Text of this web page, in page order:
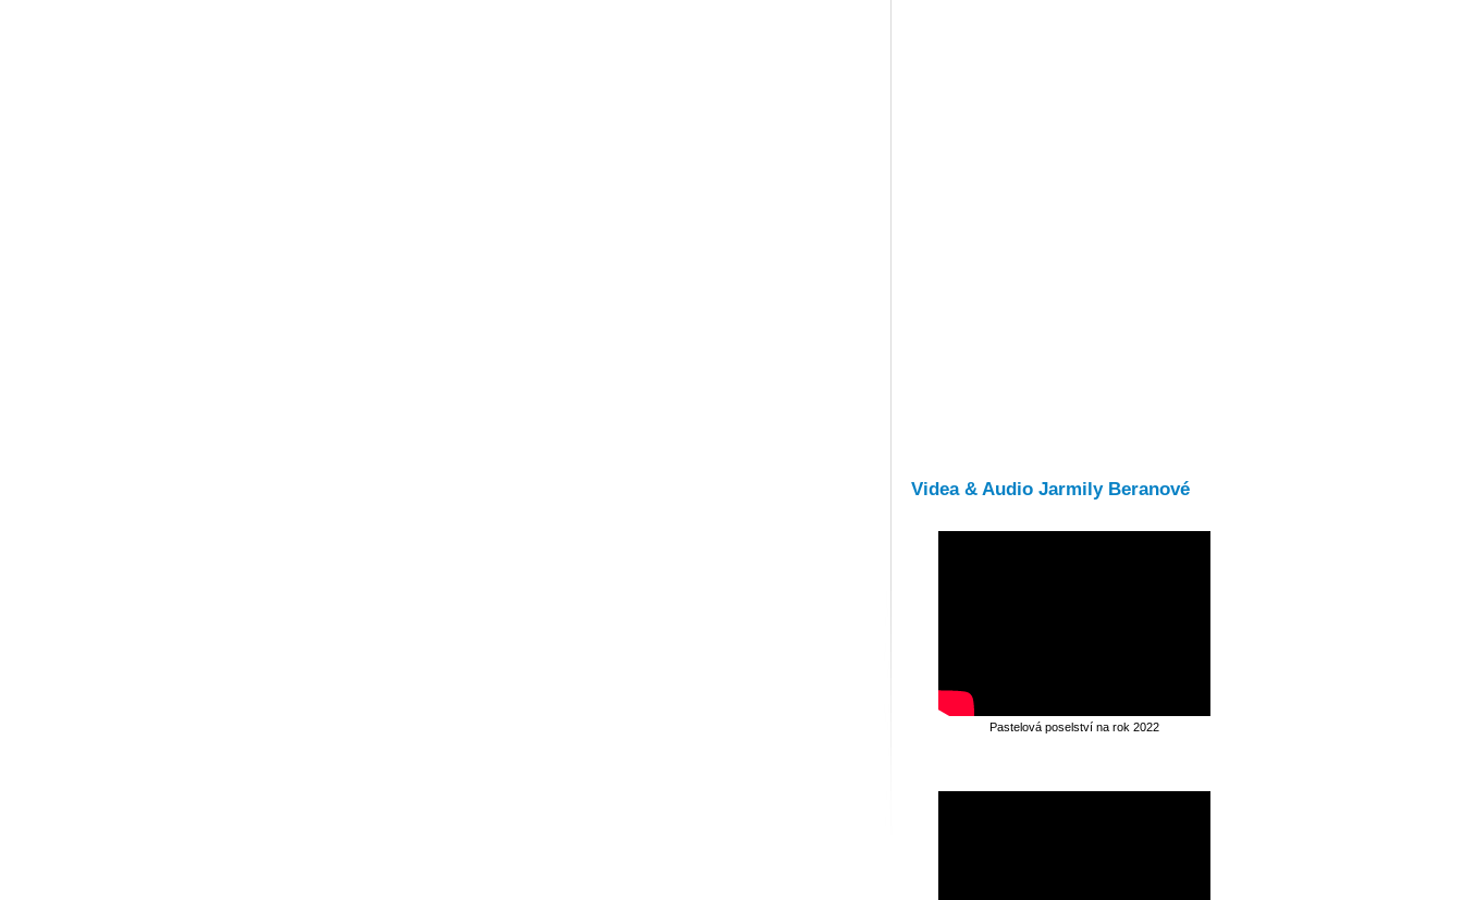
Videa & Audio Jarmily Beranové
Pastelová poselství na rok 2022